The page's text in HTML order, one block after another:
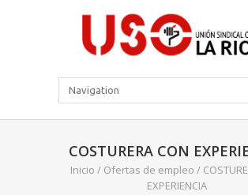
COSTURERA CON
Inicio / Ofertas de empleo /
EXPERIENCIA